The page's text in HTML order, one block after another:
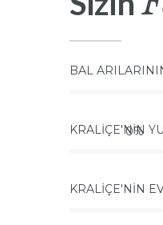
BAL
KRALIÇE'NIN
0%
KRALIÇE'NIN